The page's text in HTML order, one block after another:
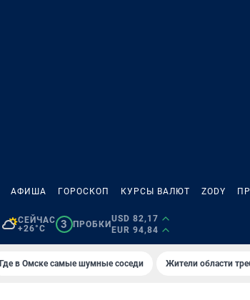
АФИША ГОРОСКОП КУРСЫ ВАЛЮТ ZODY
СЕЙЧАС
+26°C
3 ПРОБКИ
USD 82,17
EUR 94,84
Где в Омске самые шумные соседи Жители области